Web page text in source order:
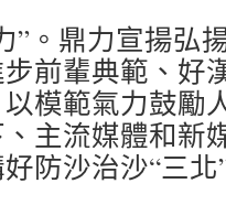
”。鼎力宣揚弘
前輩典範、好
模範氣力鼓勵
主流媒體和新
防沙治沙“三